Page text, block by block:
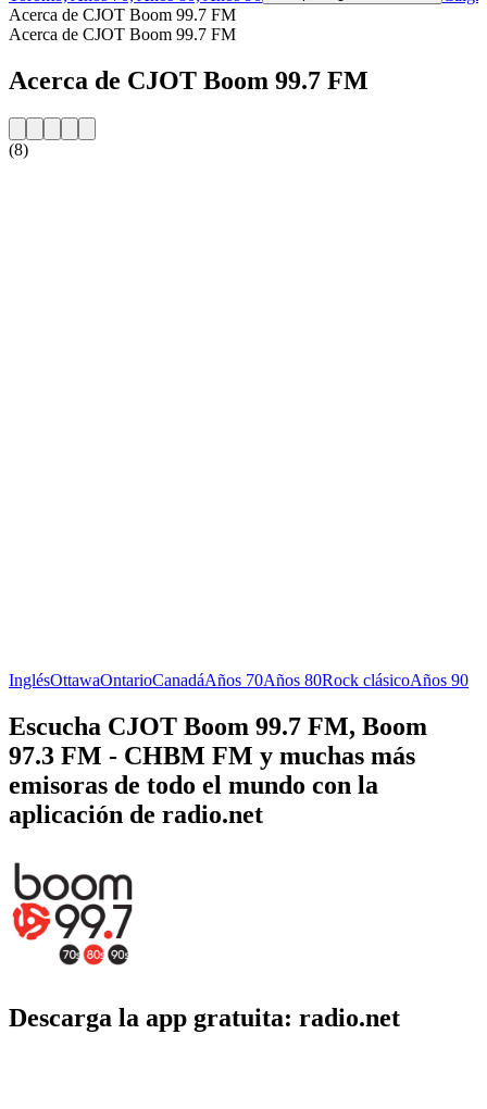
Acerca de CJOT Boom 99.7 FM
Acerca de CJOT Boom 99.7 FM
Acerca de CJOT Boom 99.7 FM
(8)
InglésOttawaOntarioCanadáAños 70Años 80Rock clásicoAños 90
Escucha CJOT Boom 99.7 FM, Boom
97.3 FM - CHBM FM y muchas más
emisoras de todo el mundo con la
aplicación de radio.net
Descarga la app gratuita: radio.net